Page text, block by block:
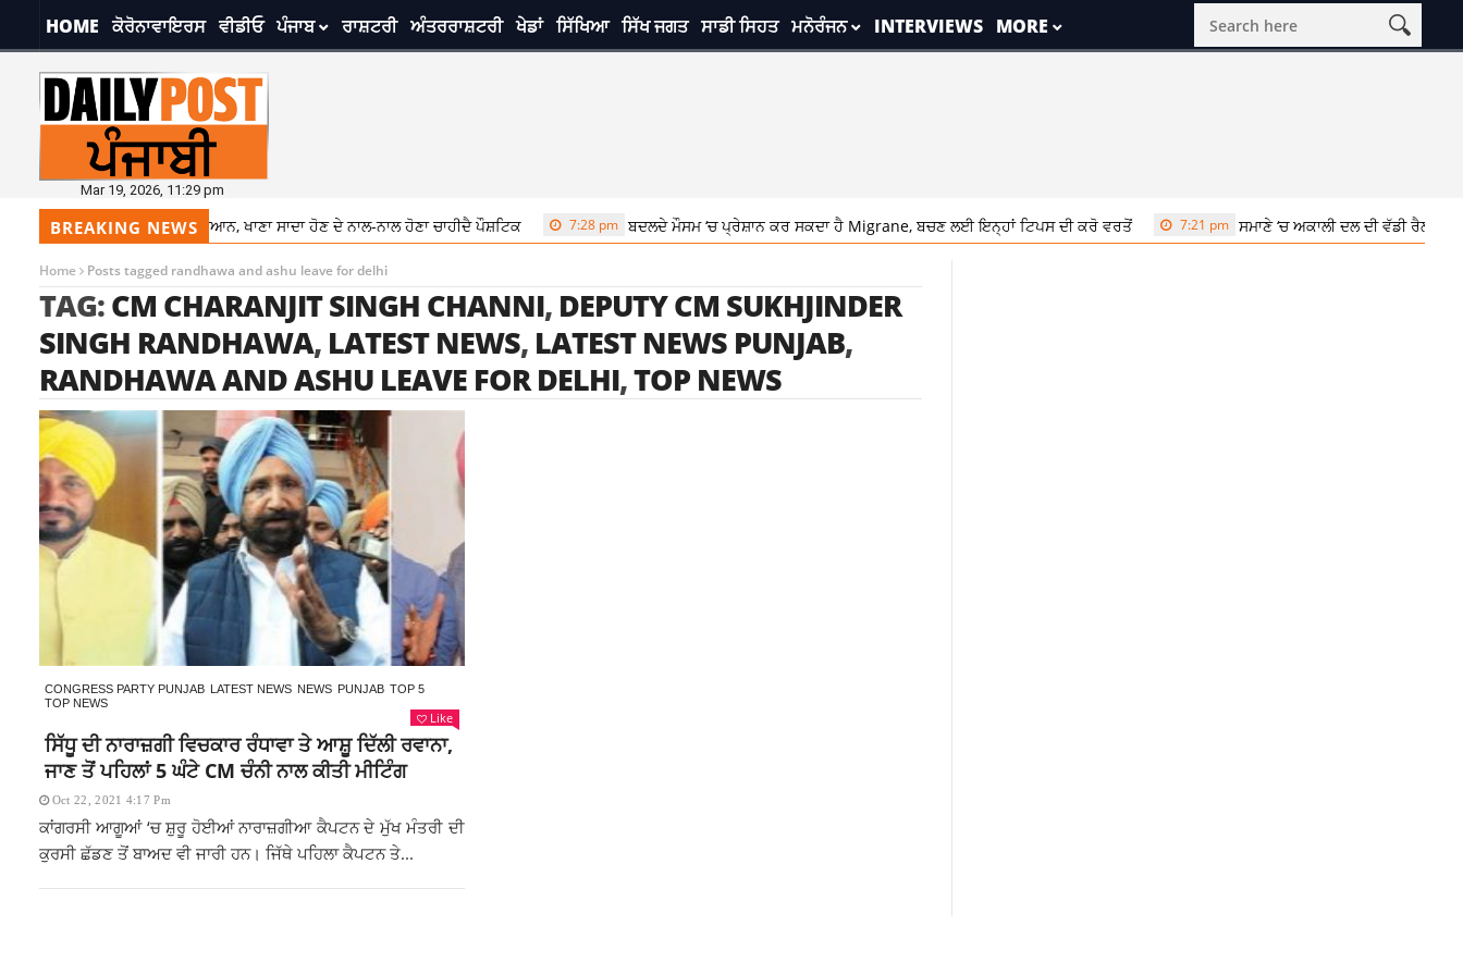
HOME ਕੋਰੋਨਾਵਾਇਰਸ ਵੀਡੀਓ ਪੰਜਾਬ ਰਾਸ਼ਟਰੀ ਅੰਤਰਰਾਸ਼ਟਰੀ ਖੇਡਾਂ ਸਿੱਖਿਆ ਸਿੱਖ ਜਗਤ ਸਾਡੀ ਸਿਹਤ ਮਨੋਰੰਜਨ INTERVIEWS MORE
Mar 19, 2026, 11:29 pm
BREAKING NEWS
ਨਰਾਤਿਆਂ ਵਿਚ ਰੱਖੋ ਡਾਇਟ ਦਾ ਧਿਆਨ, ਖਾਣਾ ਸਾਦਾ ਹੋਣ ਦੇ ਨਾਲ-ਨਾਲ ਹੋਣਾ ਚਾਹੀਦੈ ਪੌਸ਼ਟਿਕ 7:28 pm ਬਦਲਦੇ ਮੌਸਮ ‘ਚ ਪ੍ਰੇਸ਼ਾਨ ਕਰ ਸਕਦਾ ਹੈ Migrane, ਬਚਣ ਲਈ ਇਨ੍ਹਾਂ ਟਿਪਸ ਦੀ ਕਰੋ ਵਰਤੋਂ 7:21 pm ਸਮਾਣੇ ‘ਚ ਅਕਾਲੀ ਦਲ ਦੀ ਵੱਡੀ ਰੈਲੀ,
Home Posts tagged randhawa and ashu leave for delhi
TAG:CM CHARANJIT SINGH CHANNI, DEPUTY CM SUKHJINDER
SINGH RANDHAWA, LATEST NEWS, LATEST NEWS PUNJAB,
RANDHAWA AND ASHU LEAVE FOR DELHI,TOP NEWS
CONGRESS PARTY PUNJAB LATEST NEWS NEWS PUNJAB TOP 5
TOP NEWS
Like
ਸਿੱਧੂ ਦੀ ਨਾਰਾਜ਼ਗੀ ਵਿਚਕਾਰ ਰੰਧਾਵਾ ਤੇ ਆਸ਼ੂ ਦਿੱਲੀ ਰਵਾਨਾ,
ਜਾਣ ਤੋਂ ਪਹਿਲਾਂ 5 ਘੰਟੇ CM ਚੰਨੀ ਨਾਲ ਕੀਤੀ ਮੀਟਿੰਗ
Oct 22, 2021 4:17 Pm
ਕਾਂਗਰਸੀ ਆਗੂਆਂ ‘ਚ ਸ਼ੁਰੂ ਹੋਈਆਂ ਨਾਰਾਜ਼ਗੀਆ ਕੈਪਟਨ ਦੇ ਮੁੱਖ ਮੰਤਰੀ ਦੀ
ਕੁਰਸੀ ਛੱਡਣ ਤੋਂ ਬਾਅਦ ਵੀ ਜਾਰੀ ਹਨ। ਜਿੱਥੇ ਪਹਿਲਾ ਕੈਪਟਨ ਤੇ...